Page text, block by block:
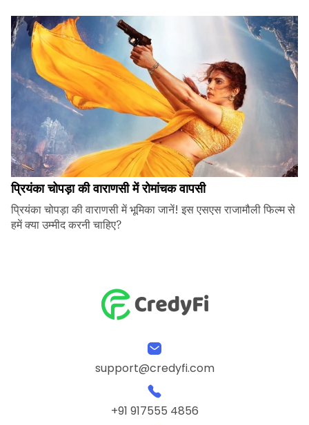
प्रियंका चोपड़ा की वाराणसी में रोमांचक वापसी
प्रियंका चोपड़ा की वाराणसी में भूमिका जानें! इस एसएस राजामौली फिल्म से
हमें क्या उम्मीद करनी चाहिए?
support@credyfi.com
+91 917555 4856